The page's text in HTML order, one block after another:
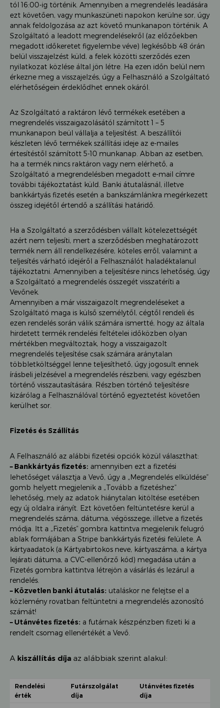
tól 16:00-ig történik. Amennyiben a megrendelés leadására
ezt követően, vagy munkaszüneti napokon kerülne sor, úgy
annak feldolgozása az azt követő munkanapon történik. A
Szolgáltató a leadott megrendelésekről (az előzőekben
megadott időkeretet figyelembe véve) legkésőbb 48 órán
belül visszajelzést küld, a felek közötti szerződés ezen
nyilatkozat közlése által jön létre. Ha ezen időn belül nem
érkezne meg a visszajelzés, úgy a Felhasználó a Szolgáltató
elérhetőségein érdeklődhet ennek okáról.
Az Szolgáltató a raktáron lévő termékek esetében a
megrendelés visszaigazolásától számított 1 – 5
munkanapon beül vállalja a teljesítést. A beszállítói
készleten lévő termékek szállítási ideje az e-mailes
értesítéstől számított 5-10 munkanap. Abban az esetben,
ha a termék nincs raktáron vagy nem elérhető, a
Szolgáltató a megrendelésben megadott e-mail címre
további tájékoztatást küld. Banki átutalásnál, illetve
bankkártyás fizetés esetén a bankszámlánkra megérkezett
összeg idejétől értendő a szállítási határidő.
Ha a Szolgáltató a szerződésben vállalt kötelezettségét
azért nem teljesíti, mert a szerződésben meghatározott
termék nem áll rendelkezésére, köteles erről, valamint a
teljesítés várható idejéről a Felhasználót haladéktalanul
tájékoztatni. Amennyiben a teljesítésre nincs lehetőség, úgy
a Szolgáltató a megrendelés összegét visszatéríti a
Vevőnek.
Amennyiben a már visszaigazolt megrendeléseket a
Szolgáltató maga is külső személytől, cégtől rendeli és
ezen rendelés során válik számára ismertté, hogy az általa
hirdetett termék rendelési feltételei időközben olyan
mértékben megváltoztak, hogy a visszaigazolt
megrendelés teljesítése csak számára aránytalan
többletköltséggel lenne teljesíthető, úgy jogosult ennek
írásbeli jelzésével a megrendelés részbeni, vagy egészben
történő visszautasítására. Részben történő teljesítésre
kizárólag a Felhasználóval történő egyeztetést követően
kerülhet sor.
Fizetés és Szállítás
A Felhasználó az alábbi fizetési opciók közül választhat:
– Bankkártyás fizetés: amennyiben ezt a fizetési
lehetőséget választja a Vevő, úgy a „Megrendelés elküldése”
gomb helyett megjelenik a „Tovább a fizetéshez”
lehetőség, mely az adatok hiánytalan kitöltése esetében
egy új oldalra irányít. Ezt követően feltüntetésre kerül a
megrendelés száma, dátuma, végösszege, illetve a fizetés
módja. Itt a „Fizetés” gombra kattintva megjelenik felugró
ablak formájában a Stripe bankkártyás fizetési felülete. A
kártyaadatok (a Kártyabirtokos neve, kártyaszáma, a kártya
lejárati dátuma, a CVC-ellenőrző kód) megadása után a
Fizetés gombra kattintva létrejön a vásárlás és lezárul a
rendelés.
– Közvetlen banki átutalás: utaláskor ne felejtse el a
közlemény rovatban feltüntetni a megrendelés azonosító
számát!
– Utánvétes fizetés: a futárnak készpénzben fizeti ki a
rendelt csomag ellenértékét a Vevő.
A kiszállítás díja az alábbiak szerint alakul:
Rendelési
érték
Futárszolgálat
díja
Utánvétes fizetés
díja